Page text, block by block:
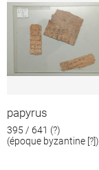
papyrus
395 / 641 (?)
(époque byzantine [?])